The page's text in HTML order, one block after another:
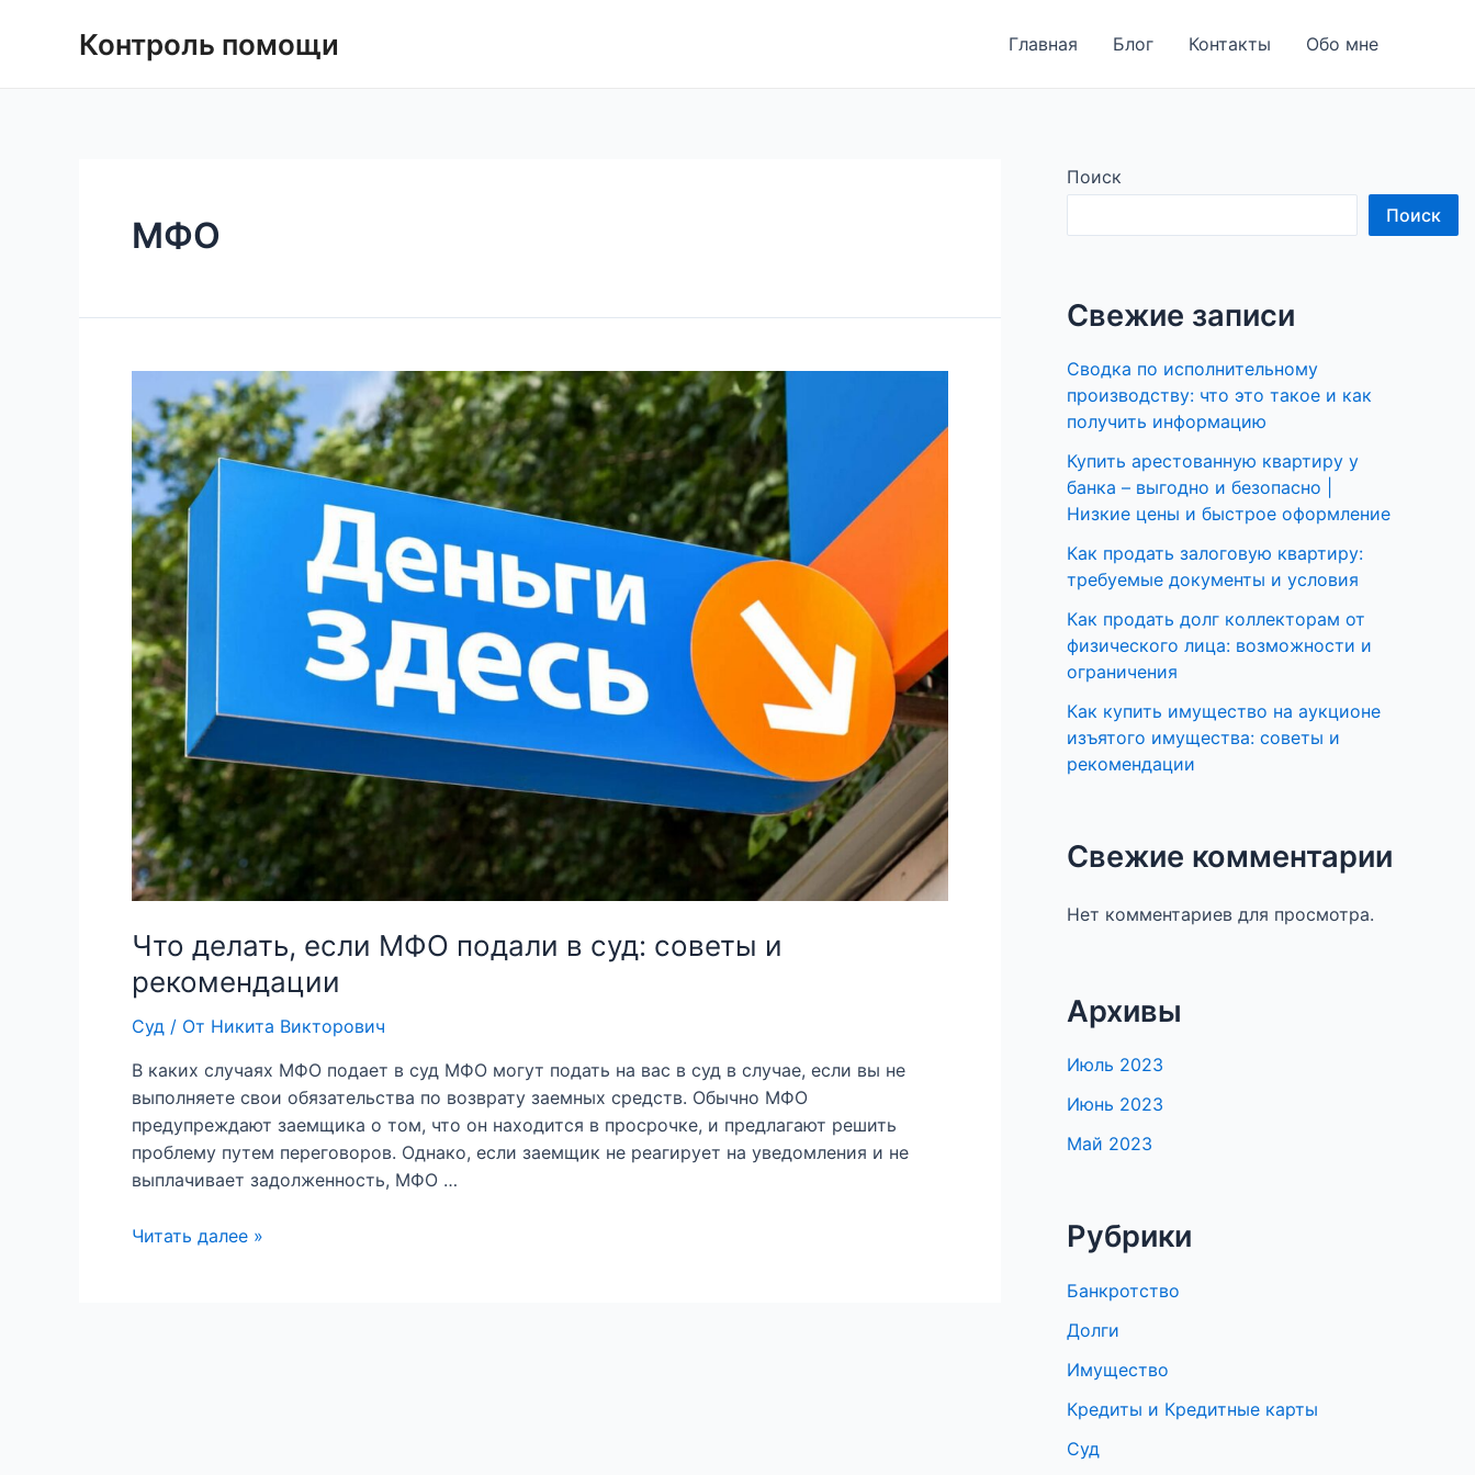
Контроль помощи Главная Блог Контакты Обо мне
МФО
Что делать, если МФО подали в суд: советы и
рекомендации
Суд / От Никита Викторович
В каких случаях МФО подает в суд МФО могут подать на вас в суд в случае, если вы не
выполняете свои обязательства по возврату заемных средств. Обычно МФО
предупреждают заемщика о том, что он находится в просрочке, и предлагают решить
проблему путем переговоров. Однако, если заемщик не реагирует на уведомления и не
выплачивает задолженность, МФО …
Читать далее »
Поиск
Поиск
Свежие записи
Сводка по исполнительному
производству: что это такое и как
получить информацию
Купить арестованную квартиру у
банка – выгодно и безопасно |
Низкие цены и быстрое оформление
Как продать залоговую квартиру:
требуемые документы и условия
Как продать долг коллекторам от
физического лица: возможности и
ограничения
Как купить имущество на аукционе
изъятого имущества: советы и
рекомендации
Свежие комментарии
Нет комментариев для просмотра.
Архивы
Июль 2023
Июнь 2023
Май 2023
Рубрики
Банкротство
Долги
Имущество
Кредиты и Кредитные карты
Суд